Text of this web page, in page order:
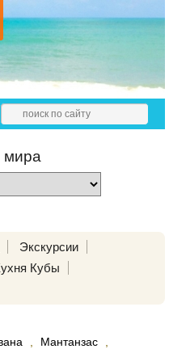
мира
Экскурсии
Кубы
Мантанзас